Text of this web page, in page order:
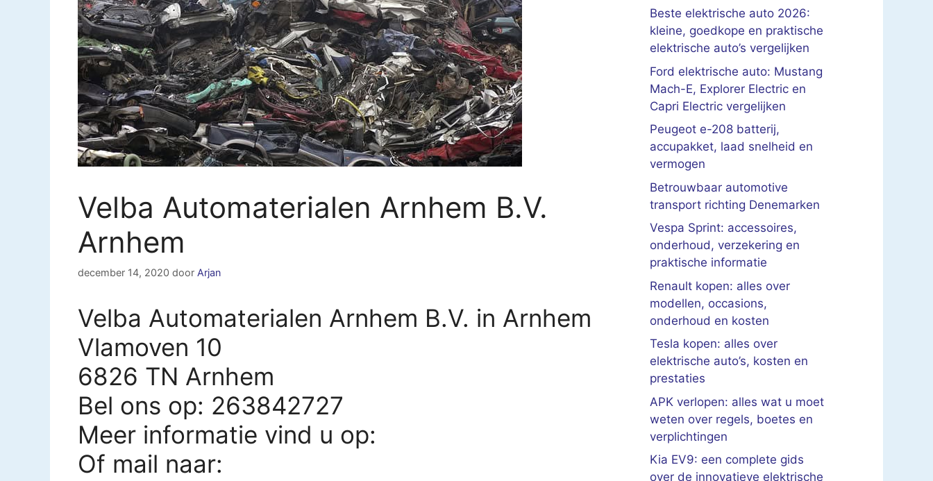
Velba Automaterialen Arnhem B.V.
Arnhem
december 14, 2020 door Arjan
Velba Automaterialen Arnhem B.V. in Arnhem
Vlamoven 10
6826 TN Arnhem
Bel ons op: 263842727
Meer informatie vind u op:
Of mail naar:
Beste elektrische auto 2026:
kleine, goedkope en praktische
elektrische auto’s vergelijken
Ford elektrische auto: Mustang
Mach-E, Explorer Electric en
Capri Electric vergelijken
Peugeot e-208 batterij,
accupakket, laad snelheid en
vermogen
Betrouwbaar automotive
transport richting Denemarken
Vespa Sprint: accessoires,
onderhoud, verzekering en
praktische informatie
Renault kopen: alles over
modellen, occasions,
onderhoud en kosten
Tesla kopen: alles over
elektrische auto’s, kosten en
prestaties
APK verlopen: alles wat u moet
weten over regels, boetes en
verplichtingen
Kia EV9: een complete gids
over de innovatieve elektrische